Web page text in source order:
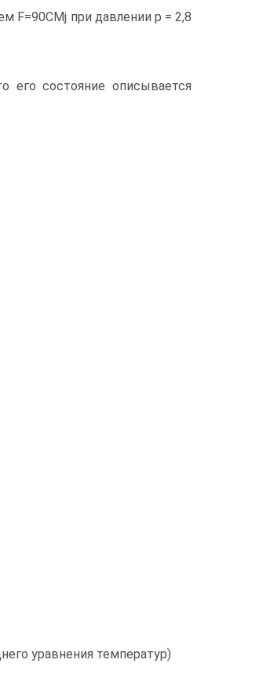
F=90CMj при давлении р = 2,8
его состояние описывается
уравнения температур)